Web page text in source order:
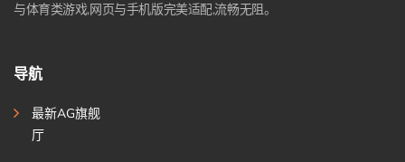
与体育类游戏,网页与手机版完美适配,流畅无阻。
导航
最新AG旗舰
厅